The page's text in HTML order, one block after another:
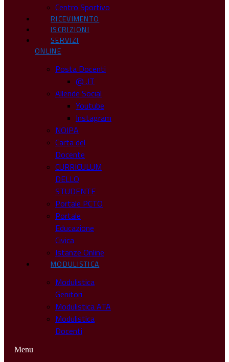
Centro Sportivo
RICEVIMENTO
ISCRIZIONI
SERVIZI
ONLINE
Posta Docenti
@ .IT
Allende Social
Youtube
Instagram
NOIPA
Carta del
Docente
CURRICULUM
DELLO
STUDENTE
Portale PCTO
Portale
Educazione
Civica
Istanze Online
MODULISTICA
Modulistica
Genitori
Modulistica ATA
Modulistica
Docenti
Menu